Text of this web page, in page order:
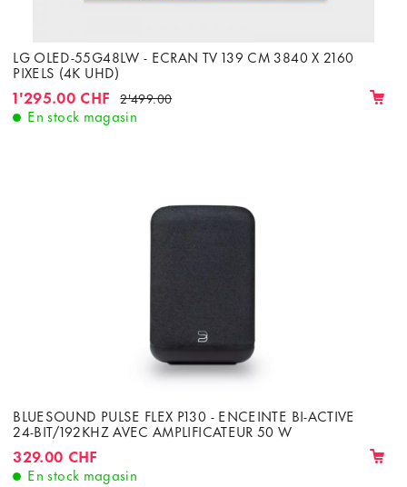
LG OLED-55G48LW - ECRAN TV 139 CM 3840 X 2160
PIXELS (4K UHD)
1'295.00 CHF 2'499.00
En stock magasin
BLUESOUND PULSE FLEX P130 - ENCEINTE BI-ACTIVE
24-BIT/192KHZ AVEC AMPLIFICATEUR 50 W
329.00 CHF
En stock magasin